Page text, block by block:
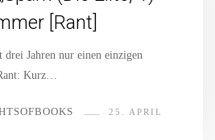
[Rant]
drei Jahren nur einen einzigen
Kurz…
25. APRIL